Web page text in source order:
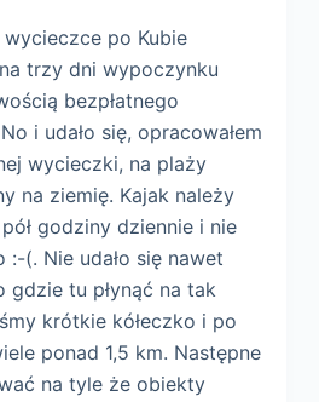
po Kubie
trzy dni wypoczynku
bezpłatnego
i udało się, opracowałem
wycieczki, na plaży
na ziemię. Kajak należy
godziny dziennie i nie
(. Nie udało się nawet
tu płynąć na tak
krótkie kółeczko i po
ponad 1,5 km. Następne
na tyle że obiekty